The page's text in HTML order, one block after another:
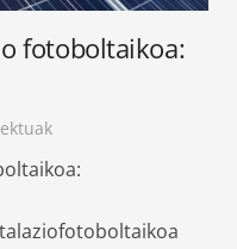
fotoboltaikoa: